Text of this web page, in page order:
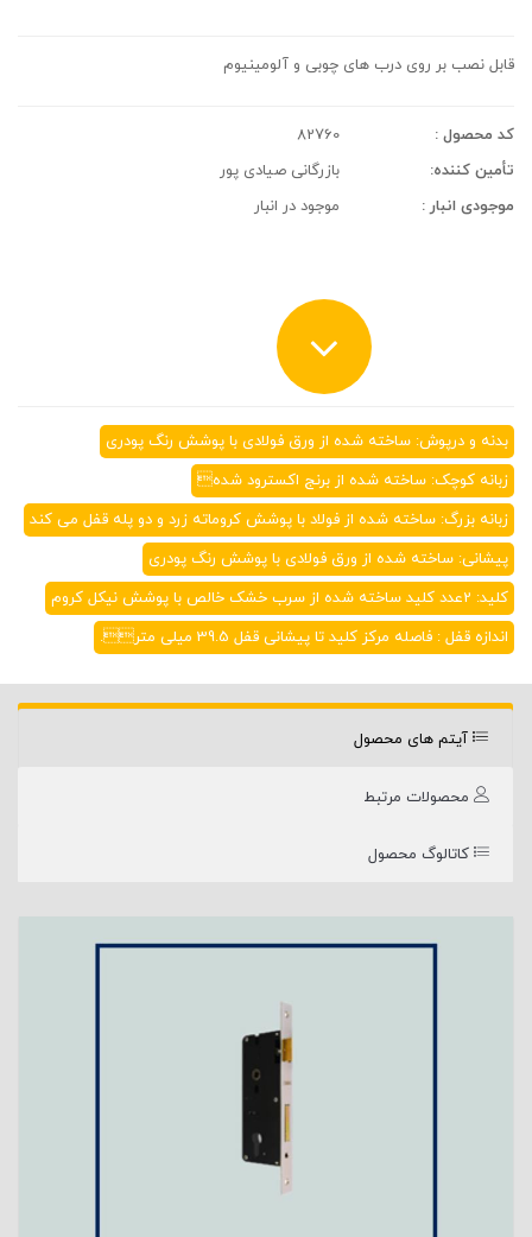
قابل نصب بر روی درب های چوبی و آلومینیوم
کد محصول :
82760
تأمین کننده:
بازرگانی صیادی پور
موجودی انبار :
موجود در انبار
بدنه و درپوش: ساخته شده از ورق فولادی با پوشش رنگ پودری
زبانه کوچک: ساخته شده از برنج اکسترود شده
زبانه بزرگ: ساخته شده از فولاد با پوشش کروماته زرد و دو پله قفل می کند
پیشانی: ساخته شده از ورق فولادی با پوشش رنگ پودری
کلید: 2عدد کلید ساخته شده از سرب خشک خالص با پوشش نیکل کروم
اندازه قفل : فاصله مرکز کلید تا پیشانی قفل 39.5 میلی متر.
آیتم های محصول
محصولات مرتبط
کاتالوگ محصول